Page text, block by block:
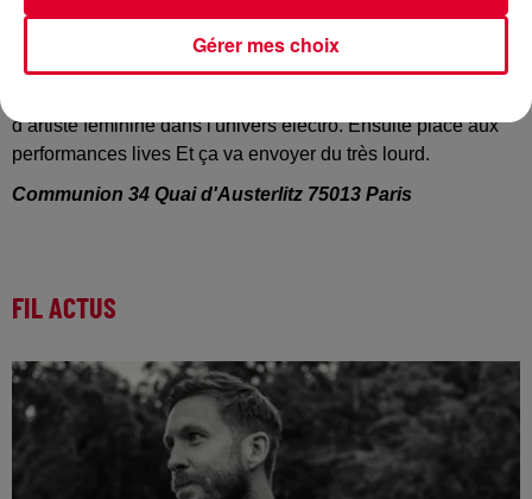
rooftop parisien pendant 7 heures d’affilée. Avant qu’elles ne
s’emparentd es platines, ce Girl Power surpuissant prendra
la parole pour raconter leur expérience dans le monde
d’artiste féminine dans l'univers électro. Ensuite place aux
performances lives Et ça va envoyer du très lourd.
Communion 34 Quai d'Austerlitz 75013 Paris
FIL ACTUS
Gérer mes choix